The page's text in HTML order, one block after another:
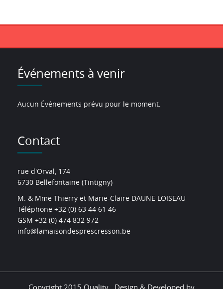
Événements à venir
Aucun Événements prévu pour le moment.
Contact
rue d'Orval, 174
6730 Bellefontaine (Tintigny)
M. & Mme Thierry et Marie-Claire DAUNE LOISEAU
Téléphone +32 (0) 63 44 61 46
GSM +32 (0) 474 832 972
info@lamaisondesprescresson.be
Copyright 2015 Quality . Design & Developed by